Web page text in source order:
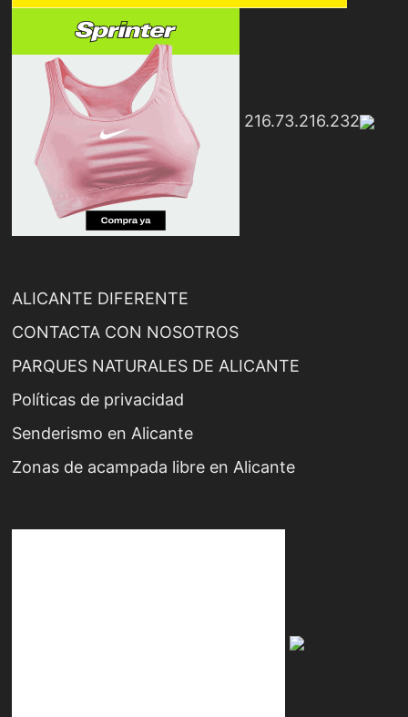
216.73.216.232
ALICANTE DIFERENTE
CONTACTA CON NOSOTROS
PARQUES NATURALES DE ALICANTE
Políticas de privacidad
Senderismo en Alicante
Zonas de acampada libre en Alicante